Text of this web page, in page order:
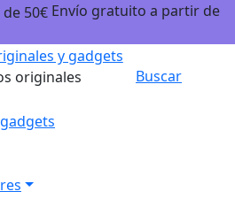
Envío gratuito a partir de
originales
Buscar